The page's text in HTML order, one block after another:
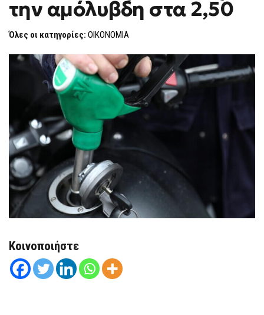
ΤΗΝ
ΑΜΌΛΥΒΔΗ
2,50
την αμόλυβδη στα 2,50
Όλες οι κατηγορίες: ΟΙΚΟΝΟΜΙΑ
Κοινοποιήστε